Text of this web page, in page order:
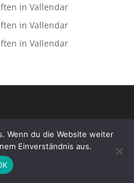
in Vallendar
in Vallendar
in Vallendar
Wenn du die Website weiter
Einverständnis aus.